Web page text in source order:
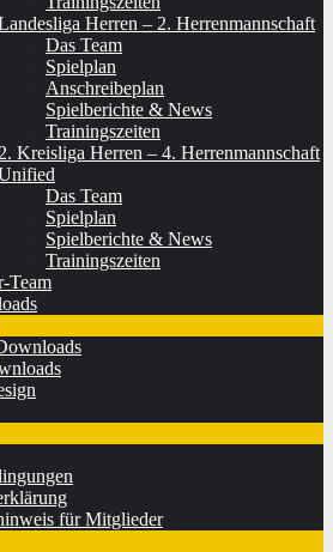
Herren – 2. Herrenmannschaft
Das Team
Spielplan
Anschreibeplan
Spielberichte & News
Trainingszeiten
2. Kreisliga Herren – 4. Herrenmannschaft
Das Team
Spielplan
Spielberichte & News
Trainingszeiten
Team
für Mitglieder